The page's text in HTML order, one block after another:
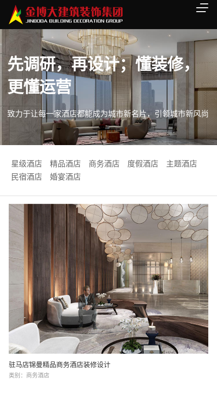
先调研，再设计；懂装修，
更懂运营
致力于让每一家酒店都能成为城市新名片，引领城市新风尚
星级酒店 精品酒店 商务酒店 度假酒店
主题酒店
民宿酒店
婚宴酒店
驻马店锦曼精品商务酒店装修设计
类别：商务酒店